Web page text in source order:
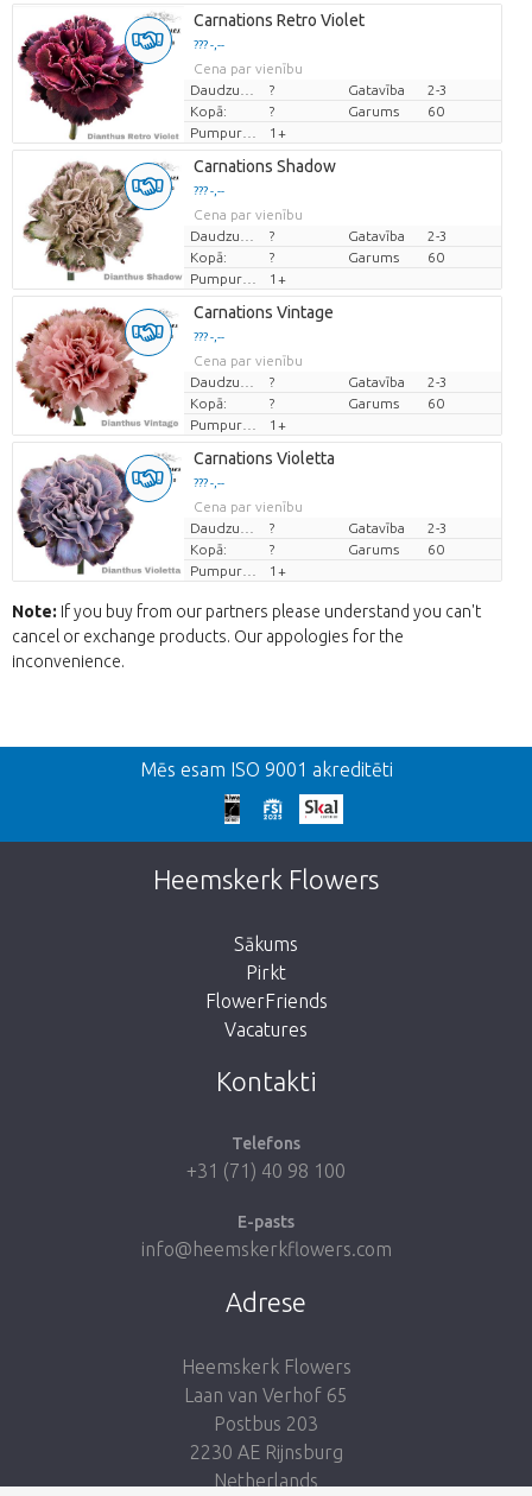
Carnations Retro Violet
??? -,--
Cena par vienību
? Gatavība
2-3
Kopā:
? Garums
60
Pumpuru skaits
1+
Carnations Shadow
??? -,--
Cena par vienību
? Gatavība
2-3
Kopā:
? Garums
60
Pumpuru skaits
1+
Carnations Vintage
??? -,--
Cena par vienību
? Gatavība
2-3
Kopā:
? Garums
60
Pumpuru skaits
1+
Carnations Violetta
??? -,--
Cena par vienību
? Gatavība
2-3
Kopā:
? Garums
60
Pumpuru skaits
1+
Note: If you buy from our partners please understand you can't
cancel or exchange products. Our appologies for the
inconvenience.
Atpakaļ
We're sorry
This page does not exist. Click on the
button below to return to the shop.
Mēs esam ISO 9001 akreditēti
Heemskerk Flowers
Sākums
Pirkt
FlowerFriends
Vacatures
Kontakti
Telefons
+31 (71) 40 98 100
E-pasts
info@heemskerkflowers.com
Adrese
Heemskerk Flowers
Laan van Verhof 65
Postbus 203
2230 AE Rijnsburg
Netherlands